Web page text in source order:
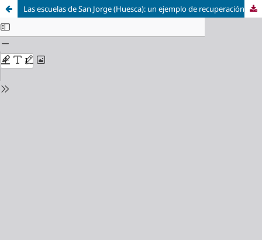
Las escuelas de San Jorge (Huesca): un ejemplo de recuperación del patrimonio escolar en los pueblos de colonización